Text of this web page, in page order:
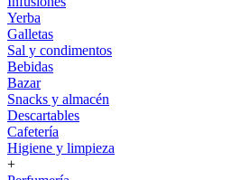
Yerba
Galletas
Sal y condimentos
Bebidas
Bazar
Snacks y almacén
Descartables
Cafetería
Higiene y limpieza
+